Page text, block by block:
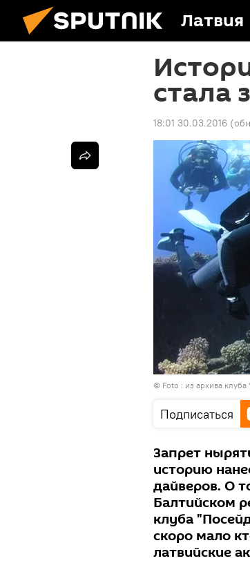
Латвия
стала
18:01 30.03.2016
© Foto : из архива
Подписаться
Запрет
историю
дайверов. О
Балтийском
клуба
скоро мало
латвийские